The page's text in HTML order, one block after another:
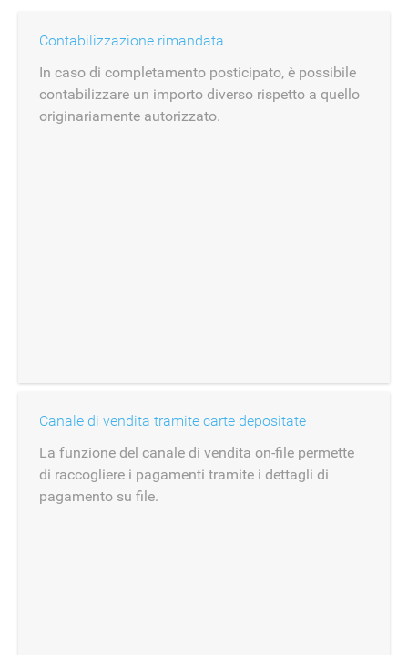
Contabilizzazione rimandata
In caso di completamento posticipato, è possibile
contabilizzare un importo diverso rispetto a quello
originariamente autorizzato.
Canale di vendita tramite carte depositate
La funzione del canale di vendita on-file permette
di raccogliere i pagamenti tramite i dettagli di
pagamento su file.